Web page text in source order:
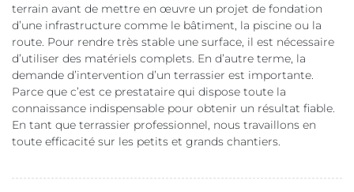
terrain avant de mettre en œuvre un projet de fondation
d’une infrastructure comme le bâtiment, la piscine ou la
route. Pour rendre très stable une surface, il est nécessaire
d’utiliser des matériels complets. En d’autre terme, la
demande d’intervention d’un terrassier est importante.
Parce que c’est ce prestataire qui dispose toute la
connaissance indispensable pour obtenir un résultat fiable.
En tant que terrassier professionnel, nous travaillons en
toute efficacité sur les petits et grands chantiers.